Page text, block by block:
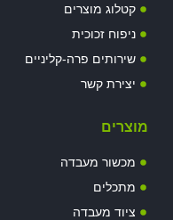
קטלוג מוצרים
ניפוח זכוכית
שירותים פרה-קליניים
יצירת קשר
מוצרים
מכשור מעבדה
מתכלים
ציוד מעבדה